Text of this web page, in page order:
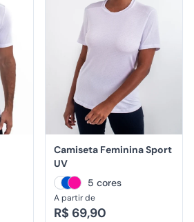
Camiseta Feminina Sport
UV
5 cores
A partir de
R$ 69,90